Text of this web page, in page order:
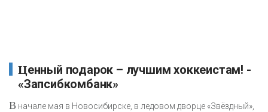
Ценный подарок – лучшим хоккеистам! -
«Запсибкомбанк»
В начале мая в Новосибирске, в ледовом дворце «Звёздный»,